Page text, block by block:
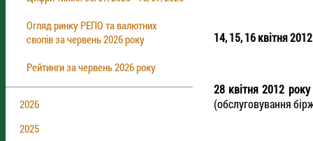
Огляд ринку РЕПО та валютних
свопів за червень 2026 року
Рейтинги за червень 2026 року
2026
2025
14, 15, 16 квітня
28 квітня 2012 року
(обслуговування